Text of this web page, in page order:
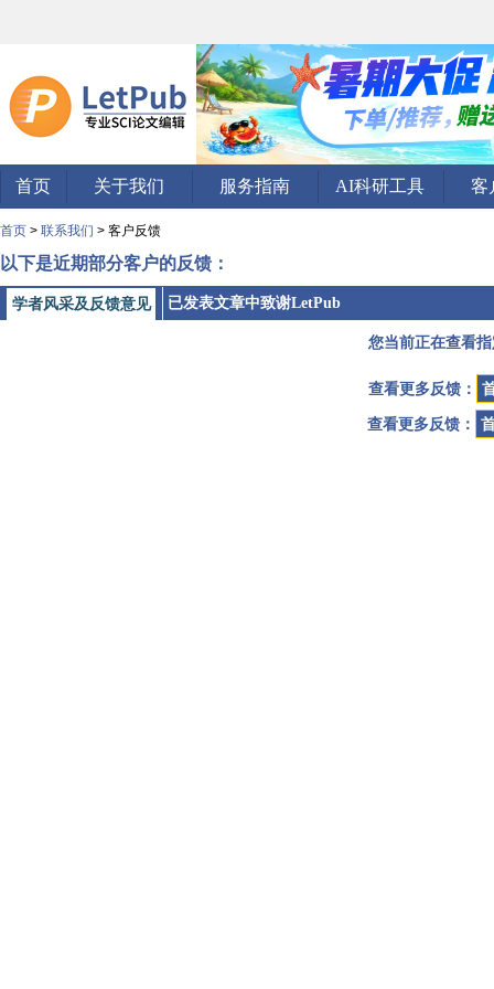
首页 关于我们 服务指南 AI科研工具 客
首页 > 联系我们 > 客户反馈
以下是近期部分客户的反馈：
学者风采及反馈意见 已发表文章中致谢LetPub
您当前正在查看
查看更多反馈：
查看更多反馈：